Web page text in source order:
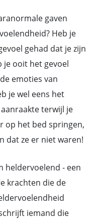
gaven
Heb je
gehad dat je zijn
je ooit het gevoel
emoties van
je wel eens het
terwijl je
op het bed springen,
dat ze er niet waren!
heldervoelend - een
krachten die de
iemand die